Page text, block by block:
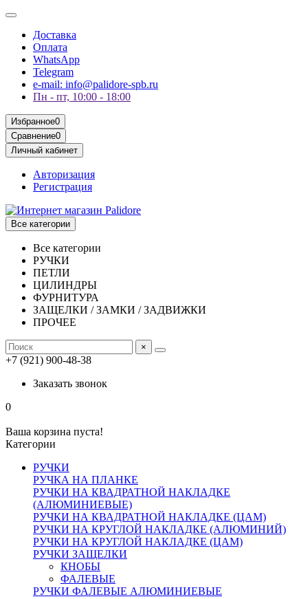
Доставка
Оплата
WhatsApp
Telegram
e-mail: info@palidore-spb.ru
Пн - пт, 10:00 - 18:00
Избранное0
Сравнение0
Личный кабинет
Авторизация
Регистрация
Все категории
Все категории
РУЧКИ
ПЕТЛИ
ЦИЛИНДРЫ
ФУРНИТУРА
ЗАЩЕЛКИ / ЗАМКИ / ЗАДВИЖКИ
ПРОЧЕЕ
×
+7 (921) 900-48-38
Заказать звонок
0
Ваша корзина пуста!
Категории
РУЧКИ
РУЧКА НА ПЛАНКЕ
РУЧКИ НА КВАДРАТНОЙ НАКЛАДКЕ
(АЛЮМИНИЕВЫЕ)
РУЧКИ НА КВАДРАТНОЙ НАКЛАДКЕ (ЦАМ)
РУЧКИ НА КРУГЛОЙ НАКЛАДКЕ (АЛЮМИНИЙ)
РУЧКИ НА КРУГЛОЙ НАКЛАДКЕ (ЦАМ)
РУЧКИ ЗАЩЕЛКИ
КНОБЫ
ФАЛЕВЫЕ
РУЧКИ ФАЛЕВЫЕ АЛЮМИНИЕВЫЕ